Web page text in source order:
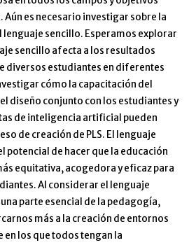
es necesario investigar sobre la
lenguaje sencillo. Esperamos explorar
sencillo afecta a los resultados
diversos estudiantes en diferentes
cómo la capacitación del
diseño conjunto con los estudiantes y
de inteligencia artificial pueden
de creación de PLS. El lenguaje
potencial de hacer que la educación
equitativa, acogedora y eficaz para
Al considerar el lenguaje
parte esencial de la pedagogía,
más a la creación de entornos
en los que todos tengan la